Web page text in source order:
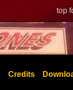
top
Credits